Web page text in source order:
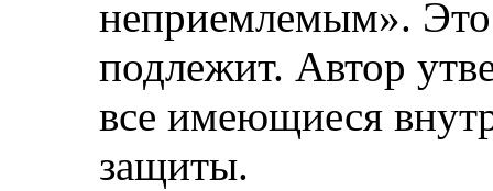
неприемлемым».
подлежит. Автор
все имеющиеся
защиты.